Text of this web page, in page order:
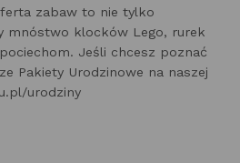
zabaw to nie tylko
mnóstwo klocków Lego, rurek
Jeśli chcesz poznać
Pakiety Urodzinowe na naszej
urodziny